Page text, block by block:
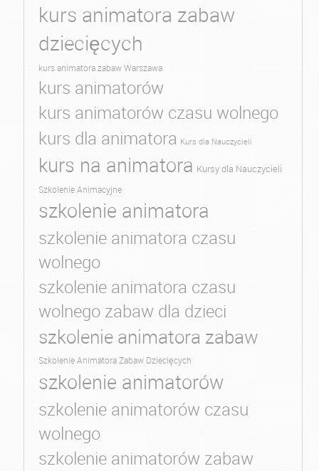
kurs animatora zabaw
dziecięcych
kurs animatora zabaw Warszawa
kurs animatorów
kurs animatorów czasu wolnego
kurs dla animatora Kurs dla Nauczycieli
kurs na animatora Kursy dla Nauczycieli
Szkolenie Animacyjne
szkolenie animatora
szkolenie animatora czasu
wolnego
szkolenie animatora czasu
wolnego zabaw dla dzieci
szkolenie animatora zabaw
Szkolenie Animatora Zabaw Dziecięcych
szkolenie animatorów
szkolenie animatorów czasu
wolnego
szkolenie animatorów zabaw